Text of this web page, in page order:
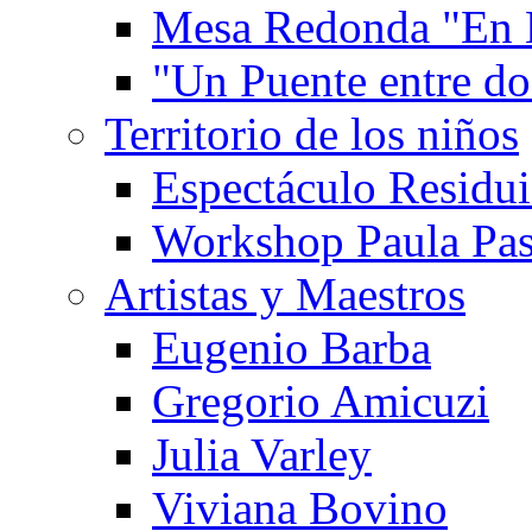
Mesa Redonda
"Un Puente entre
Territorio de los niños
Espectáculo
Workshop Paula
Artistas y Maestros
Eugenio Barba
Gregorio Amicuzi
Julia Varley
Viviana Bovino